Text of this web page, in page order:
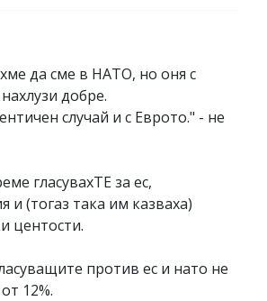
да сме в НАТО, но оня с
добре.
случай и с Еврото." - не
гласувахТЕ за ес,
и (тогаз така им казваха)
центости.
против ес и нато не
12%.